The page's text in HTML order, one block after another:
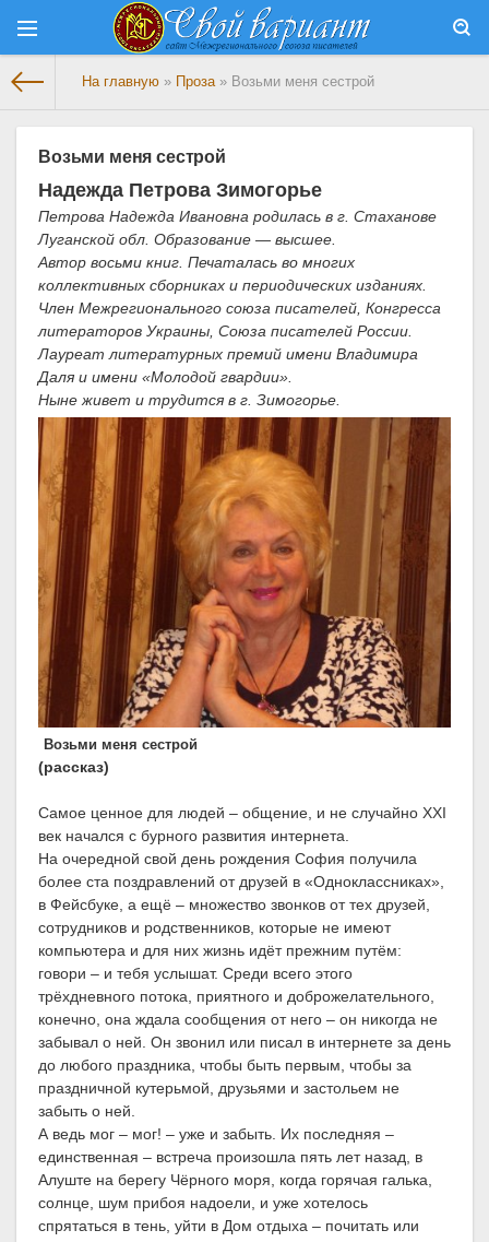
На главную » Проза» Возьми меня сестрой
Возьми меня сестрой
Надежда Петрова Зимогорье
Петрова Надежда Ивановна родилась в г. Стаханове
Луганской обл. Образование — высшее.
Автор восьми книг. Печаталась во многих
коллективных сборниках и периодических изданиях.
Член Межрегионального союза писателей, Конгресса
литераторов Украины, Союза писателей России.
Лауреат литературных премий имени Владимира
Даля и имени «Молодой гвардии».
Ныне живет и трудится в г. Зимогорье.
Возьми меня сестрой
(рассказ)
Самое ценное для людей – общение, и не случайно ХХІ
век начался с бурного развития интернета.
На очередной свой день рождения София получила
более ста поздравлений от друзей в «Одноклассниках»,
в Фейсбуке, а ещё – множество звонков от тех друзей,
сотрудников и родственников, которые не имеют
компьютера и для них жизнь идёт прежним путём:
говори – и тебя услышат. Среди всего этого
трёхдневного потока, приятного и доброжелательного,
конечно, она ждала сообщения от него – он никогда не
забывал о ней. Он звонил или писал в интернете за день
до любого праздника, чтобы быть первым, чтобы за
праздничной кутерьмой, друзьями и застольем не
забыть о ней.
А ведь мог – мог! – уже и забыть. Их последняя –
единственная – встреча произошла пять лет назад, в
Алуште на берегу Чёрного моря, когда горячая галька,
солнце, шум прибоя надоели, и уже хотелось
спрятаться в тень, уйти в Дом отдыха – почитать или